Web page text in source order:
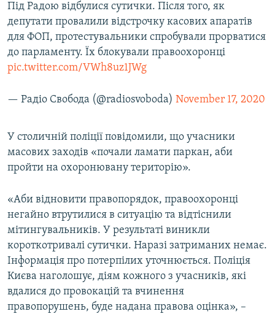
Під Радою відбулися сутички. Після того, як
депутати провалили відстрочку касових апаратів
для ФОП, протестувальники спробували прорватися
до парламенту. Їх блокували правоохоронці
pic.twitter.com/VWh8uz1JWg
— Радіо Свобода (@radiosvoboda) November 17, 2020
У столичній поліції повідомили, що учасники
масових заходів «почали ламати паркан, аби
пройти на охоронювану територію».
«Аби відновити правопорядок, правоохоронці
негайно втрутилися в ситуацію та відтіснили
мітингувальників. У результаті виникли
короткотривалі сутички. Наразі затриманих немає.
Інформація про потерпілих уточнюється. Поліція
Києва наголошує, діям кожного з учасників, які
вдалися до провокацій та вчинення
правопорушень, буде надана правова оцінка», –